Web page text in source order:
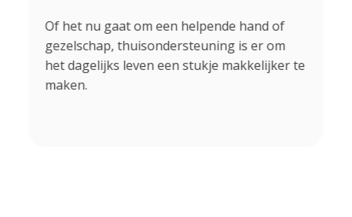
Of het nu gaat om een helpende hand of
gezelschap, thuisondersteuning is er om
het dagelijks leven een stukje makkelijker te
maken.